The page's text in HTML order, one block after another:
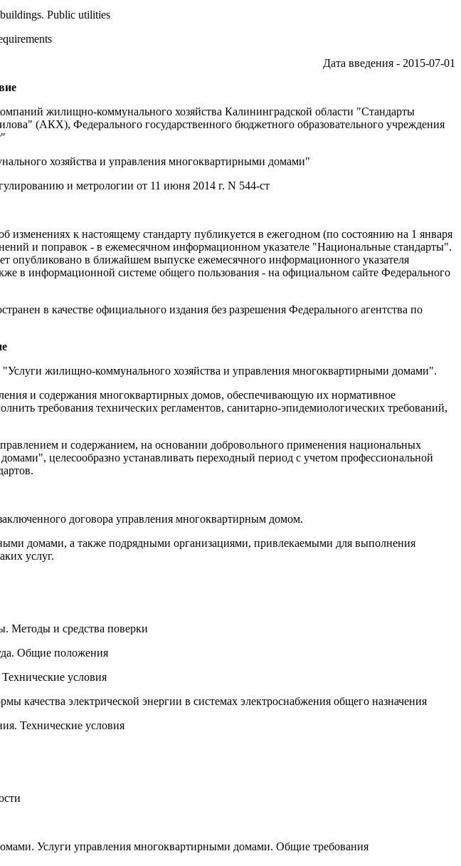
Public utilities
Дата введения - 2015-07-01
жилищно-коммунального хозяйства Калининградской области "Стандарты
(АКХ), Федерального государственного бюджетного образовательного учреждения
хозяйства и управления многоквартирными домами"
и метрологии от 11 июня 2014 г. N 544-ст
к настоящему стандарту публикуется в ежегодном (по состоянию на 1 января
и поправок - в ежемесячном информационном указателе "Национальные стандарты".
опубликовано в ближайшем выпуске ежемесячного информационного указателя
в информационной системе общего пользования - на официальном сайте Федерального
в качестве официального издания без разрешения Федерального агентства по
жилищно-коммунального хозяйства и управления многоквартирными домами".
и содержания многоквартирных домов, обеспечивающую их нормативное
требования технических регламентов, санитарно-эпидемиологических требований,
и содержанием, на основании добровольного применения национальных
целесообразно устанавливать переходный период с учетом профессиональной
договора управления многоквартирным домом.
домами, а также подрядными организациями, привлекаемыми для выполнения
услуг.
Методы и средства поверки
Общие положения
условия
качества электрической энергии в системах электроснабжения общего назначения
Технические условия
Услуги управления многоквартирными домами. Общие требования